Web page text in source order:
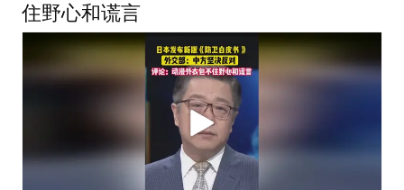
住野心和谎言